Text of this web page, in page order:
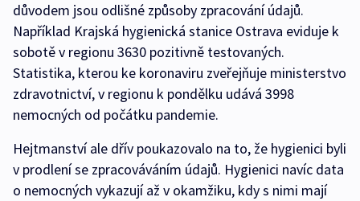
důvodem jsou odlišné způsoby zpracování údajů.
Například Krajská hygienická stanice Ostrava eviduje k
sobotě v regionu 3630 pozitivně testovaných.
Statistika, kterou ke koronaviru zveřejňuje ministerstvo
zdravotnictví, v regionu k pondělku udává 3998
nemocných od počátku pandemie.
Hejtmanství ale dřív poukazovalo na to, že hygienici byli
v prodlení se zpracováváním údajů. Hygienici navíc data
o nemocných vykazují až v okamžiku, kdy s nimi mají